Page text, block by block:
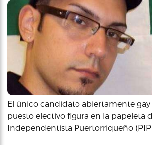
El único candidato abiertamente gay
puesto electivo figura en la papeleta
Independentista Puertorriqueño